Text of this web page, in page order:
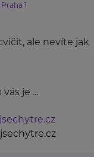
Praha 1
ale nevíte jak
je ...